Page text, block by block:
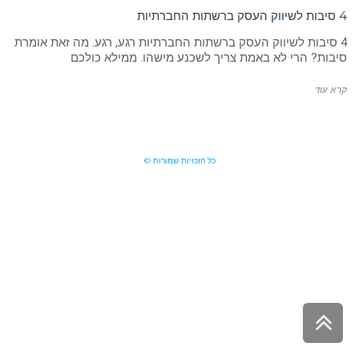
4 סיבות לשיווק העסק ברשתות החברתיות
4 סיבות לשיווק העסק ברשתות החברתיות רגע, רגע. מה זאת אומרת
סיבות? הרי לא באמת צריך לשכנע מישהו. ממילא כולכם
קרא עוד
כל הזכויות שמורות ©
לראש